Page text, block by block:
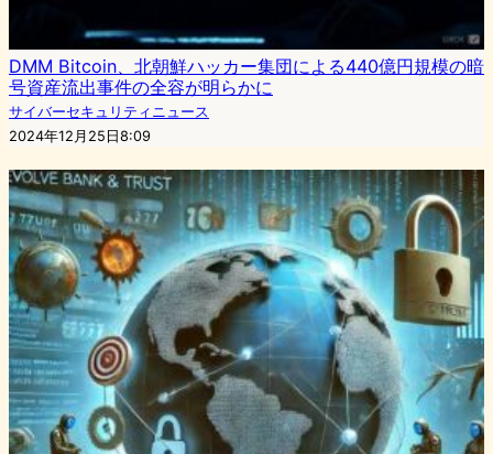
DMM Bitcoin、北朝鮮ハッカー集団による440億円規模の暗
号資産流出事件の全容が明らかに
サイバーセキュリティニュース
2024年12月25日8:09